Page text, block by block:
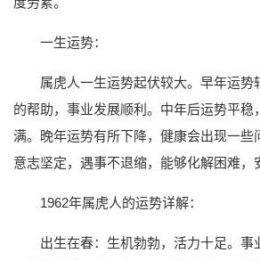
一生运势：
属虎人一生运势起伏较大。早年运势
的帮助，事业发展顺利。中年后运势平稳
满。晚年运势有所下降，健康会出现一些
意志坚定，遇事不退缩，能够化解困难，
1962年属虎人的运势详解：
出生在春：生机勃勃，活力十足。事